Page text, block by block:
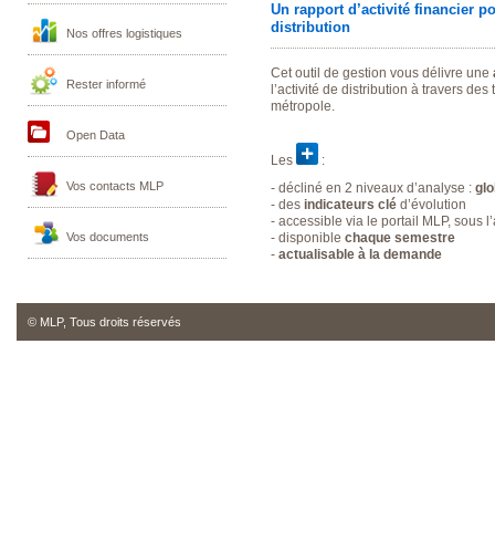
Nos offres logistiques
Rester informé
Open Data
Vos contacts MLP
Vos documents
Un rapport d’activité financier
distribution
Cet outil de gestion vous délivre une
l’activité de distribution à travers
métropole.
Les
:
- décliné en 2 niveaux d’analyse :
- des indicateurs clé d’évolution
- accessible via le portail MLP, sous
- disponible chaque semestre
- actualisable à la demande
© MLP, Tous droits réservés